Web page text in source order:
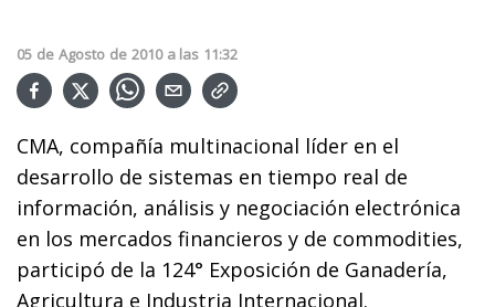
05 de Agosto de 2010 a las 11:32
CMA, compañía multinacional líder en el
desarrollo de sistemas en tiempo real de
información, análisis y negociación electrónica
en los mercados financieros y de commodities,
participó de la 124° Exposición de Ganadería,
Agricultura e Industria Internacional.